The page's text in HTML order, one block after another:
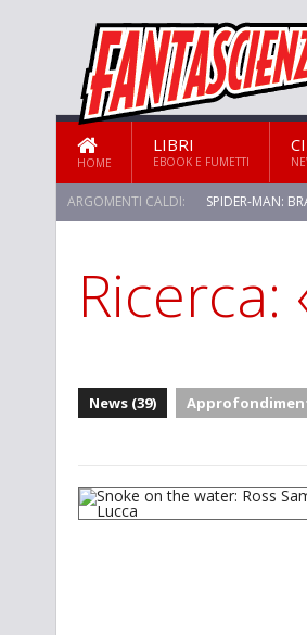
HOME
LIBRI
EBOOK E FUMETTI
ARGOMENTI CALDI: SPIDER-MAN:
News (39)